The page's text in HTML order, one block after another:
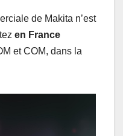
de Makita n’est
en France
et COM, dans la